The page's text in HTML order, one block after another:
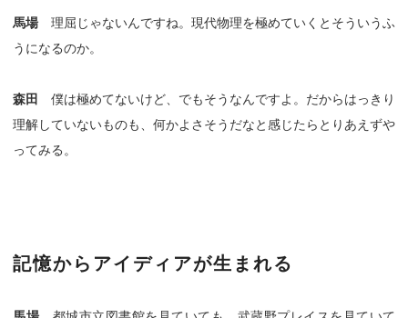
馬場理屈じゃないんですね。現代物理を極めていくとそういうふ
うになるのか。
森田
僕は極めてないけど、でもそうなんですよ。だからはっきり
理解していないものも、何かよさそうだなと感じたらとりあえずや
ってみる。
記憶からアイディアが生まれる